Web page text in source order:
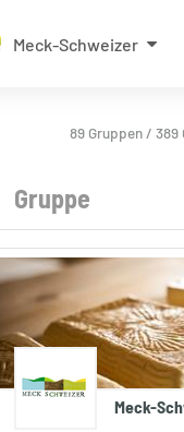
Meck-Schweizer
89 Gruppen / 389
Gruppe
Meck-